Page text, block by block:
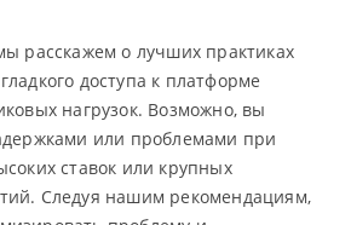
расскажем о лучших практиках
доступа к платформе
нагрузок. Возможно, вы
или проблемами при
ставок или крупных
Следуя нашим рекомендациям,